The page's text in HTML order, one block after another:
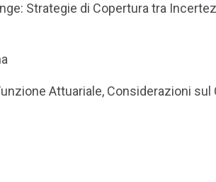
Strategie di Copertura tra
Attuariale, Considerazioni sul